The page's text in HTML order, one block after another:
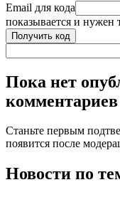
Email для кода
показывается и нужен
Получить код
Пока нет
комментариев
Станьте первым
появится после
Новости по